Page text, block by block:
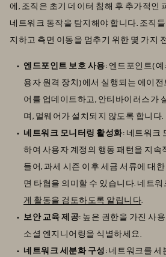
에, 조직은 초기 데이터 침해 후 추가적인
네트워크 동작을 탐지해야 합니다. 조직
지하고 측면 이동을 멈추기 위한 몇 가지
엔드포인트 보호 사용: 엔드포인트(
용자 원격 장치)에서 실행되는 에이
어를 업데이트하고, 안티바이러스가
며, 멀웨어가 설치되지 않도록 합니다.
네트워크 모니터링 활성화: 네트워크
하여 사용자 계정의 행동 패턴을 지속
들어, 과세 시즌 이후 세금 서류에 대
면 타협을 의미할 수 있습니다. 네트워
게 활동을 검토하도록 알립니다.
보안 교육 제공: 높은 권한을 가진 사
소셜 엔지니어링을 식별하세요.
네트워크 세분화 구성: 네트워크를